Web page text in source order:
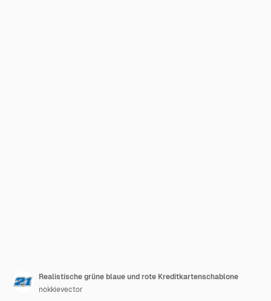
Realistische grüne blaue und rote Kreditkartenschablone
nokkievector